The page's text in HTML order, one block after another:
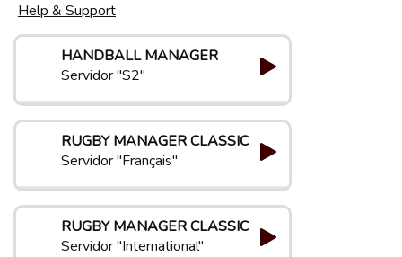
Help & Support
HANDBALL MANAGER
Servidor "S2"
RUGBY MANAGER CLASSIC
Servidor "Français"
RUGBY MANAGER CLASSIC
Servidor "International"